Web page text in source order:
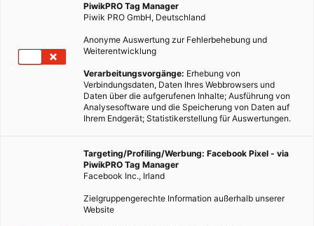
PiwikPRO Tag Manager
Piwik PRO GmbH, Deutschland
Anonyme Auswertung zur Fehlerbehebung und
Weiterentwicklung
Verarbeitungsvorgänge: Erhebung von
Verbindungsdaten, Daten Ihres Webbrowsers und
Daten über die aufgerufenen Inhalte; Ausführung von
Analysesoftware und die Speicherung von Daten auf
Ihrem Endgerät; Statistikerstellung für Auswertungen.
Targeting/Profiling/Werbung: Facebook Pixel - via
PiwikPRO Tag Manager
Facebook Inc., Irland
Zielgruppengerechte Information außerhalb unserer
Website